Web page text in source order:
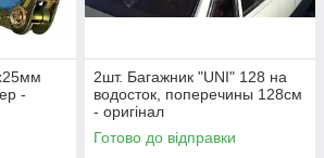
-
2шт. Багажник "UNI" 128 на
водосток, поперечины 128см
- оригінал
Готово до відправки